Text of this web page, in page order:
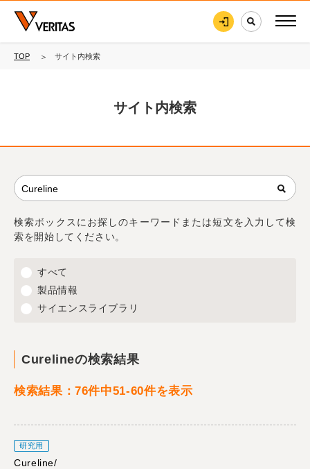
TOP サイト内検索
サイト内検索
検索ボックスにお探しのキーワードまたは短文を入力して検
索を開始してください。
すべて
製品情報
サイエンスライブラリ
Curelineの検索結果
検索結果：76件中51-60件を表示
研究用
Cureline/